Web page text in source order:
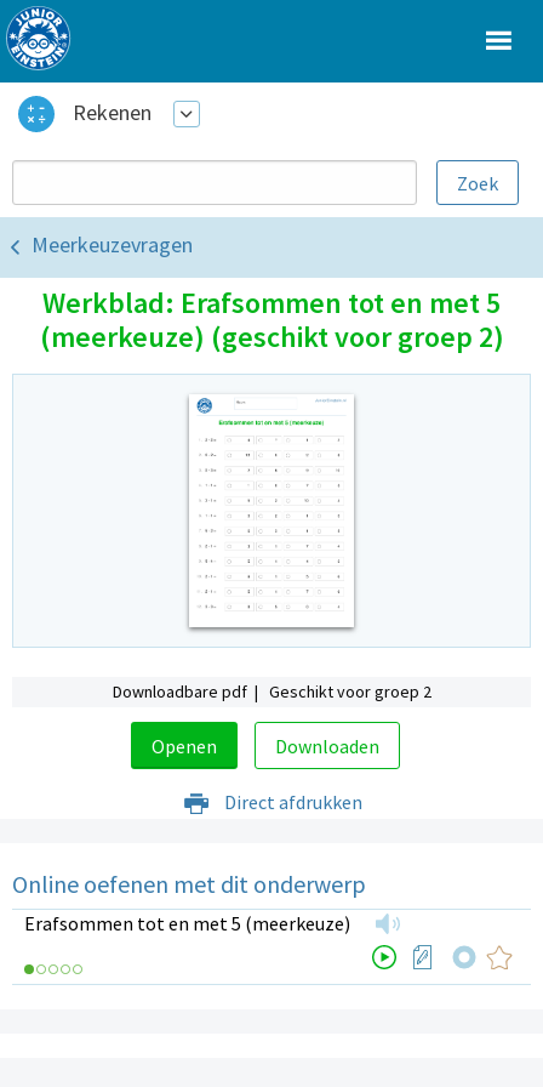
Rekenen
Meerkeuzevragen
Werkblad: Erafsommen tot en met 5
(meerkeuze) (geschikt voor groep 2)
Downloadbare pdf | Geschikt voor groep 2
Openen Downloaden
Direct afdrukken
Online oefenen met dit onderwerp
Erafsommen tot en met 5 (meerkeuze)